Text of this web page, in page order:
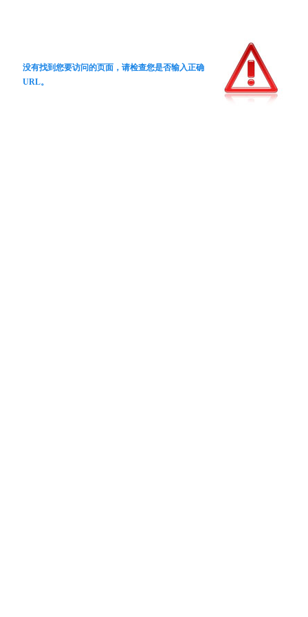
没有找到您要访问的页面，请检查您是否输入正确
URL。